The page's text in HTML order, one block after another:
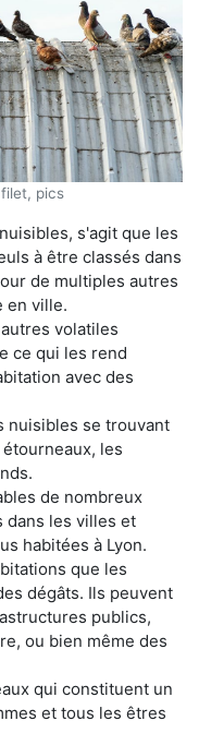
pics
s'agit que les
à être classés dans
de multiples autres
en ville.
volatiles
ce qui les rend
avec des
nuisibles se trouvant
les
de nombreux
dans les villes et
habitées à Lyon.
que les
dégâts. Ils peuvent
publics,
ou bien même des
qui constituent un
et tous les êtres